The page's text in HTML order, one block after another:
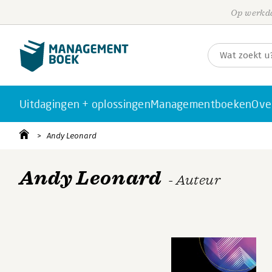
Op
Uitdagingen + oplossingenManagementboeken
Andy Leonard
Andy Leonard - Auteur